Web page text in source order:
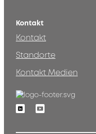
Kontakt
Kontakt
Standorte
Kontakt Medien
LinkedinYoutube